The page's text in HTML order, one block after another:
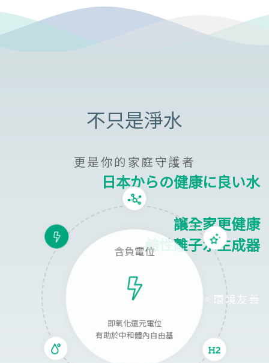
日本からの健康に良い水
讓全家更健康
鹼性離子水生成器
健康。美容。環境友善
更是你的家庭守護者
含負電位
即氧化還元電位
有助於中和體內自由基